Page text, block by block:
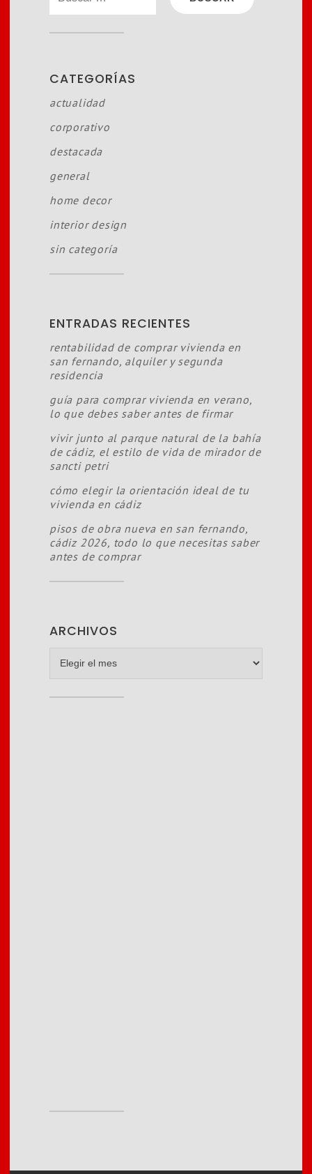
CATEGORÍAS
actualidad
corporativo
destacada
general
home decor
interior design
sin categoría
ENTRADAS RECIENTES
rentabilidad de comprar vivienda en
san fernando, alquiler y segunda
residencia
guía para comprar vivienda en verano,
lo que debes saber antes de firmar
vivir junto al parque natural de la bahía
de cádiz, el estilo de vida de mirador de
sancti petri
cómo elegir la orientación ideal de tu
vivienda en cádiz
pisos de obra nueva en san fernando,
cádiz 2026, todo lo que necesitas saber
antes de comprar
ARCHIVOS